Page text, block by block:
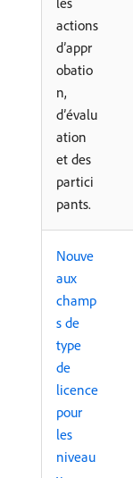
actions
d’appr
obatio
n,
d’évalu
ation
et des
partici
pants.
Nouve
aux
champ
s de
type
de
licence
pour
les
niveau